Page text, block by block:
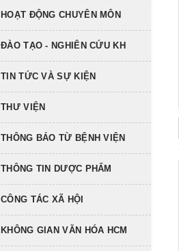
HOẠT ĐỘNG CHUYÊN MÔN
ĐÀO TẠO - NGHIÊN CỨU KH
TIN TỨC VÀ SỰ KIỆN
THƯ VIỆN
THÔNG BÁO TỪ BỆNH VIỆN
THÔNG TIN DƯỢC PHẨM
CÔNG TÁC XÃ HỘI
KHÔNG GIAN VĂN HÓA HCM